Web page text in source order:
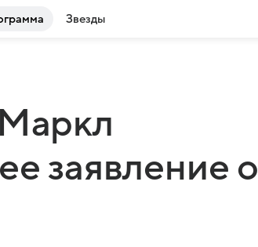
Звезды
заявление о